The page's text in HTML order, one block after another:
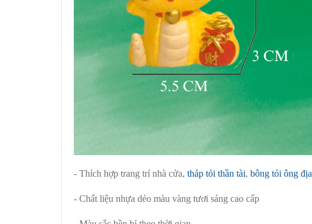
- Thích hợp trang trí nhà cửa, tháp tỏi thần tài, bông tỏi ông địa
- Chất liệu nhựa dẻo màu vàng tươi sáng cao cấp